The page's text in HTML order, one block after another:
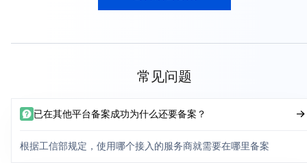
常见问题
已在其他平台备案成功为什么还要备案？
根据工信部规定，使用哪个接入的服务商就需要在哪里备案